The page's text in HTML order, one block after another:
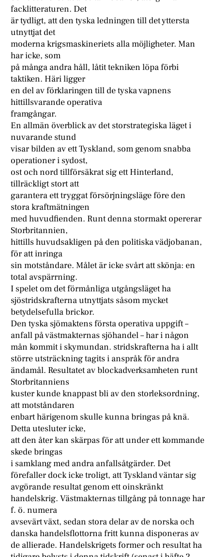
facklitteraturen. Det
är tydligt, att den tyska ledningen till det yttersta
utnyttjat det
moderna krigsmaskineriets alla möjligheter. Man
har icke, som
på många andra håll, låtit tekniken löpa förbi
taktiken. Häri ligger
en del av förklaringen till de tyska vapnens
hittillsvarande operativa
framgångar.
En allmän överblick av det storstrategiska läget i
nuvarande stund
visar bilden av ett Tyskland, som genom snabba
operationer i sydost,
ost och nord tillförsäkrat sig ett Hinterland,
tillräckligt stort att
garantera ett tryggat försörjningsläge före den
stora kraftmätningen
med huvudfienden. Runt denna stormakt opererar
Storbritannien,
hittills huvudsakligen på den politiska vädjobanan,
för att inringa
sin motståndare. Målet är icke svårt att skönja: en
total avspärrning.
I spelet om det förmånliga utgångsläget ha
sjöstridskrafterna utnyttjats såsom mycket
betydelsefulla brickor.
Den tyska sjömaktens första operativa uppgift –
anfall på västmakternas sjöhandel – har i någon
mån kommit i skymundan. stridskrafterna ha i allt
större utsträckning tagits i anspråk för andra
ändamål. Resultatet av blockadverksamheten runt
Storbritanniens
kuster kunde knappast bli av den storleksordning,
att motståndaren
enbart härigenom skulle kunna bringas på knä.
Detta utesluter icke,
att den åter kan skärpas för att under ett kommande
skede bringas
i samklang med andra anfallsåtgärder. Det
förefaller dock icke troligt, att Tyskland väntar sig
avgörande resultat genom ett oinskränkt
handelskrig. Västmakternas tillgång på tonnage har
f. ö. numera
avsevärt växt, sedan stora delar av de norska och
danska handelsflottorna fritt kunna disponeras av
de allierade. Handelskrigets former och resultat ha